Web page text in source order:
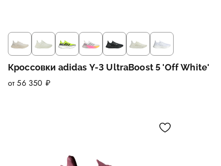
Кроссовки adidas Y-3 UltraBoost 5 'Off White'
от 56 350 ₽